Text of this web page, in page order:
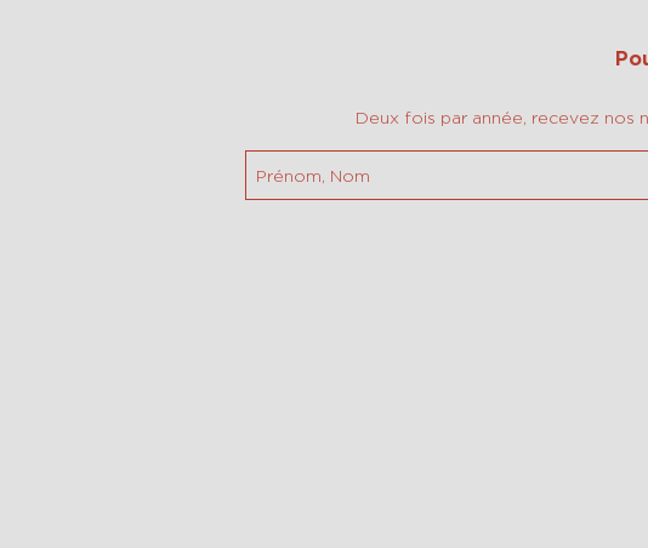
Deux fois par année, recevez nos